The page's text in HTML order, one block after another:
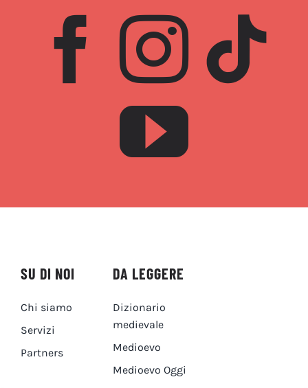
SU DI NOI
Chi siamo
Servizi
Partners
DA LEGGERE
Dizionario
medievale
Medioevo
Medioevo Oggi